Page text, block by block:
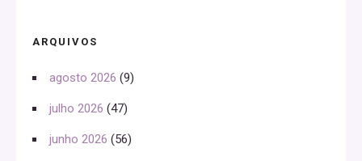
ARQUIVOS
agosto 2026 (9)
julho 2026 (47)
junho 2026 (56)